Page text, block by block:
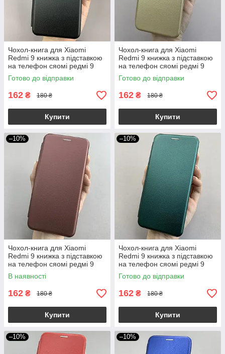
Чохол-книга для Xiaomi
Redmi 9 книжка з підставкою
на телефон сяомі редмі 9
чорна stn
Готово до відправки
162 ₴ 180 ₴
Купити
Чохол-книга для Xiaomi
Redmi 9 книжка з підставкою
на телефон сяомі редмі 9
золота stn
Готово до відправки
162 ₴ 180 ₴
Купити
–10%
Чохол-книга для Xiaomi
Redmi 9 книжка з підставкою
на телефон сяомі редмі 9
бордова stn
В наявності
162 ₴ 180 ₴
Купити
–10%
Чохол-книга для Xiaomi
Redmi 9 книжка з підставкою
на телефон сяомі редмі 9
темно-зелена stn
Готово до відправки
162 ₴ 180 ₴
Купити
–10% –10%